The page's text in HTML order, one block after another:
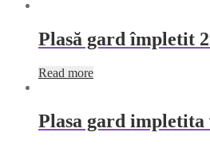
Plasă gard împletit
Read more
Plasa gard impletita